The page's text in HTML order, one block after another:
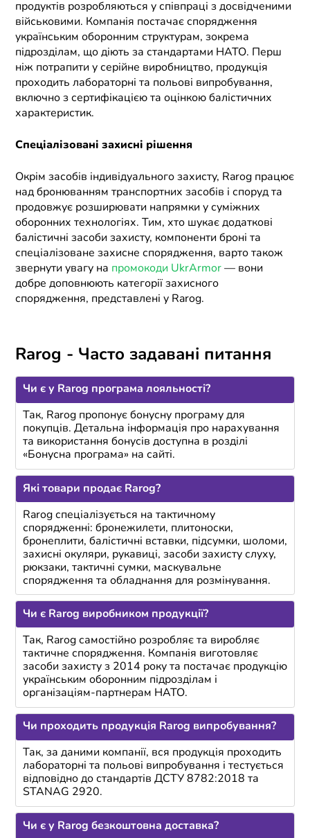
продуктів розробляються у співпраці з досвідченими
військовими. Компанія постачає спорядження
українським оборонним структурам, зокрема
підрозділам, що діють за стандартами НАТО. Перш
ніж потрапити у серійне виробництво, продукція
проходить лабораторні та польові випробування,
включно з сертифікацією та оцінкою балістичних
характеристик.
Спеціалізовані захисні рішення
Окрім засобів індивідуального захисту, Rarog працює
над бронюванням транспортних засобів і споруд та
продовжує розширювати напрямки у суміжних
оборонних технологіях. Тим, хто шукає додаткові
балістичні засоби захисту, компоненти броні та
спеціалізоване захисне спорядження, варто також
звернути увагу на промокоди UkrArmor — вони
добре доповнюють категорії захисного
спорядження, представлені у Rarog.
Rarog - Часто задавані питання
Чи є у Rarog програма лояльності?
Так, Rarog пропонує бонусну програму для
покупців. Детальна інформація про нарахування
та використання бонусів доступна в розділі
«Бонусна програма» на сайті.
Які товари продає Rarog?
Rarog спеціалізується на тактичному
спорядженні: бронежилети, плитоноски,
бронеплити, балістичні вставки, підсумки, шоломи,
захисні окуляри, рукавиці, засоби захисту слуху,
рюкзаки, тактичні сумки, маскувальне
спорядження та обладнання для розмінування.
Чи є Rarog виробником продукції?
Так, Rarog самостійно розробляє та виробляє
тактичне спорядження. Компанія виготовляє
засоби захисту з 2014 року та постачає продукцію
українським оборонним підрозділам і
організаціям-партнерам НАТО.
Чи проходить продукція Rarog випробування?
Так, за даними компанії, вся продукція проходить
лабораторні та польові випробування і тестується
відповідно до стандартів ДСТУ 8782:2018 та
STANAG 2920.
Чи є у Rarog безкоштовна доставка?